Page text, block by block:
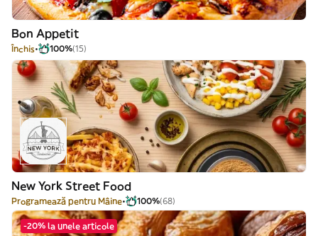
Bon Appetit
Închis 100%(15)
New York Street Food
Programează pentru Mâine 100%(68)
-20% la unele articole